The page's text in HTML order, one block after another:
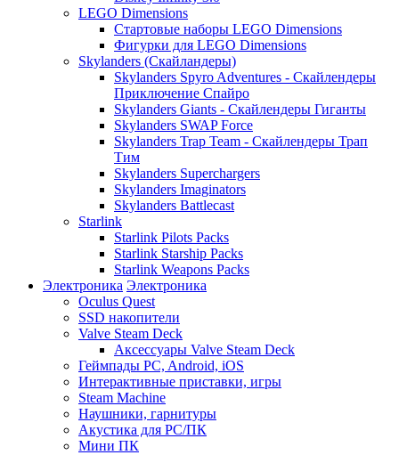
LEGO Dimensions
Стартовые наборы LEGO Dimensions
Фигурки для LEGO Dimensions
Skylanders (Скайландеры)
Skylanders Spyro Adventures - Скайлендеры
Приключение Спайро
Skylanders Giants - Скайлендеры Гиганты
Skylanders SWAP Force
Skylanders Trap Team - Скайлендеры Трап
Тим
Skylanders Superchargers
Skylanders Imaginators
Skylanders Battlecast
Starlink
Starlink Pilots Packs
Starlink Starship Packs
Starlink Weapons Packs
Электроника Электроника
Oculus Quest
SSD накопители
Valve Steam Deck
Аксессуары Valve Steam Deck
Геймпады PC, Android, iOS
Интерактивные приставки, игры
Steam Machine
Наушники, гарнитуры
Акустика для PC/ПК
Мини ПК